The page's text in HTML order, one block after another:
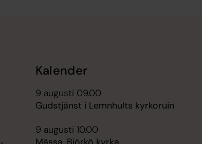
Kalender
9 augusti 09.00
Gudstjänst i Lemnhults kyrkoruin
9 augusti 10.00